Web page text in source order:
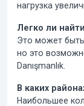
нагрузка
Легко ли
Это может
но это
Danışmanlık.
В каких
Наибольшее